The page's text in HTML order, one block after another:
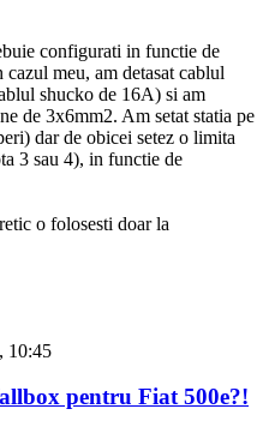
configurati in functie de
meu, am detasat cablul
shucko de 16A) si am
de 3x6mm2. Am setat statia pe
dar de obicei setez o limita
3 sau 4), in functie de
o folosesti doar la
10:45
pentru Fiat 500e?!